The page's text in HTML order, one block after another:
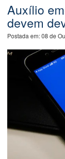
Auxílio
devem
Postada em:08 de